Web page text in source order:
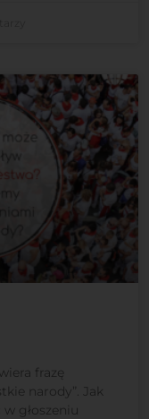
frazę
narody”. Jak
głoszeniu